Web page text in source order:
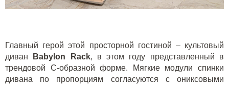
Главный герой этой просторной гостиной – культовый
диван
Babylon Rack, в этом году представленный в
трендовой C-образной форме. Мягкие модули спинки
дивана по пропорциям согласуются с ониксовыми